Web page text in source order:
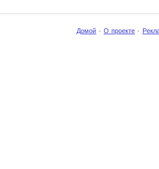
Домой · О проекте ·